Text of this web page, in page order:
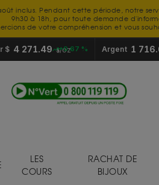
inclus. Pendant cette période, notre
9h30 à 18h, pour toute demande
de votre compréhension et vous
$ 4 271.49$/OZ
+0.67 % Argent 1
LES
COURS
RACHAT DE
BIJOUX